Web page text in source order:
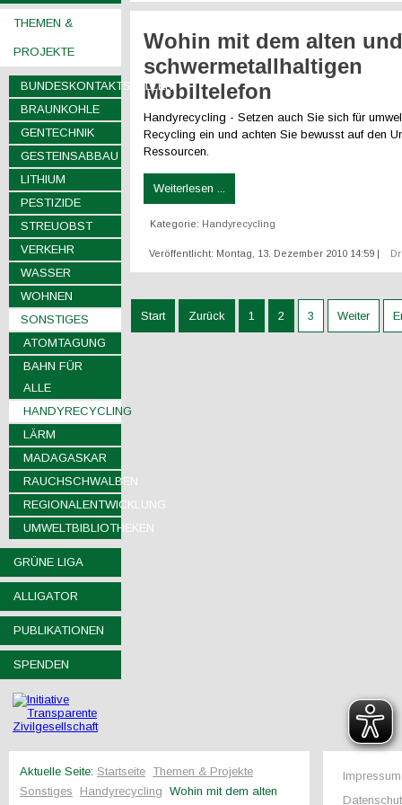
THEMEN &
PROJEKTE
BUNDESKONTAKTSTELLEN
BRAUNKOHLE
GENTECHNIK
GESTEINSABBAU
LITHIUM
PESTIZIDE
STREUOBST
VERKEHR
WASSER
WOHNEN
SONSTIGES
ATOMTAGUNG
BAHN FÜR
ALLE
HANDYRECYCLING
LÄRM
MADAGASKAR
RAUCHSCHWALBEN
REGIONALENTWICKLUNG
UMWELTBIBLIOTHEKEN
GRÜNE LIGA
ALLIGATOR
PUBLIKATIONEN
SPENDEN
Wohin mit dem alten und
schwermetallhaltigen
Mobiltelefon
Handyrecycling - Setzen auch Sie sich für
Recycling ein und achten Sie bewusst auf den
Ressourcen.
Weiterlesen ...
Kategorie: Handyrecycling
Veröffentlicht: Montag, 13. Dezember 2010 14:59 |
Start Zurück 1 2 3 Weiter
Aktuelle Seite: Startseite Themen & Projekte
Sonstiges
Handyrecycling Wohin mit dem alten
Impressum